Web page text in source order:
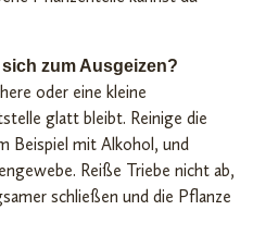
zum Ausgeizen?
oder eine kleine
glatt bleibt. Reinige die
Beispiel mit Alkohol, und
Reiße Triebe nicht ab,
schließen und die Pflanze